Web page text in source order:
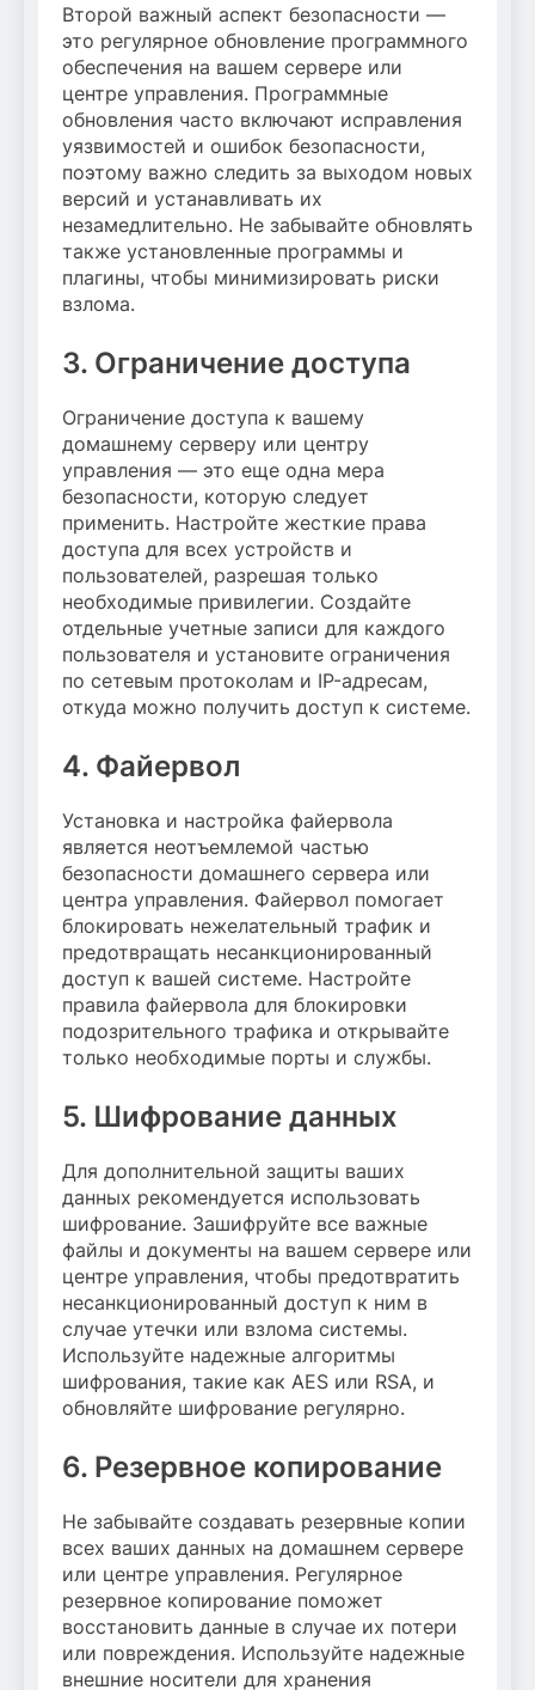
Второй важный аспект безопасности —
это регулярное обновление программного
обеспечения на вашем сервере или
центре управления. Программные
обновления часто включают исправления
уязвимостей и ошибок безопасности,
поэтому важно следить за выходом новых
версий и устанавливать их
незамедлительно. Не забывайте обновлять
также установленные программы и
плагины, чтобы минимизировать риски
взлома.
3. Ограничение доступа
Ограничение доступа к вашему
домашнему серверу или центру
управления — это еще одна мера
безопасности, которую следует
применить. Настройте жесткие права
доступа для всех устройств и
пользователей, разрешая только
необходимые привилегии. Создайте
отдельные учетные записи для каждого
пользователя и установите ограничения
по сетевым протоколам и IP-адресам,
откуда можно получить доступ к системе.
4. Файервол
Установка и настройка файервола
является неотъемлемой частью
безопасности домашнего сервера или
центра управления. Файервол помогает
блокировать нежелательный трафик и
предотвращать несанкционированный
доступ к вашей системе. Настройте
правила файервола для блокировки
подозрительного трафика и открывайте
только необходимые порты и службы.
5. Шифрование данных
Для дополнительной защиты ваших
данных рекомендуется использовать
шифрование. Зашифруйте все важные
файлы и документы на вашем сервере или
центре управления, чтобы предотвратить
несанкционированный доступ к ним в
случае утечки или взлома системы.
Используйте надежные алгоритмы
шифрования, такие как AES или RSA, и
обновляйте шифрование регулярно.
6. Резервное копирование
Не забывайте создавать резервные копии
всех ваших данных на домашнем сервере
или центре управления. Регулярное
резервное копирование поможет
восстановить данные в случае их потери
или повреждения. Используйте надежные
внешние носители для хранения